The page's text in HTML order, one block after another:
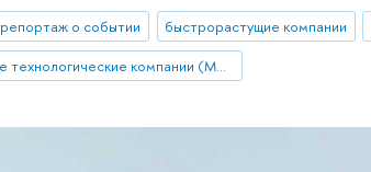
репортаж о событии быстрорастущие компании
малые технологические компании (МТК)